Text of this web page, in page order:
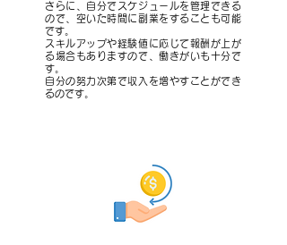
さらに、自分でスケジュールを管理できる
ので、空いた時間に副業をすることも可能
です。
スキルアップや経験値に応じて報酬が上が
る場合もありますので、働きがいも十分で
す。
自分の努力次第で収入を増やすことができ
るのです。